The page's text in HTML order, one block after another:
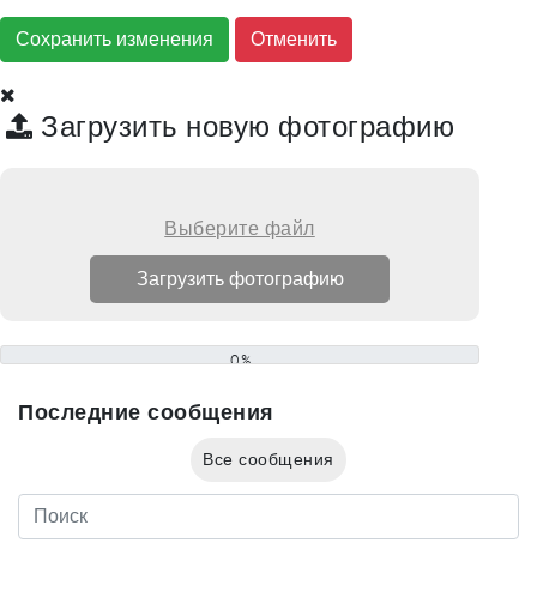
Сохранить изменения
Загрузить новую фотографию
Выберите файл
0%
Последние сообщения
Все сообщения